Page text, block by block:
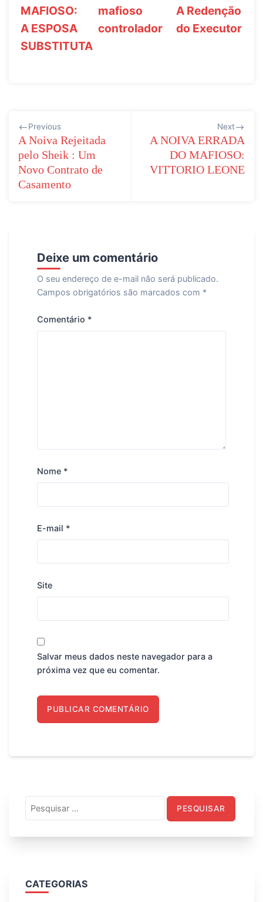
MAFIOSO:
A ESPOSA
SUBSTITUTA
mafioso
controlador
A Redenção
do Executor
Navegação
de
Post
Previous
A Noiva Rejeitada
pelo Sheik : Um
Novo Contrato de
Casamento
Next
A NOIVA ERRADA
DO MAFIOSO:
VITTORIO LEONE
Deixe um comentário
O seu endereço de e-mail não será publicado.
Campos obrigatórios são marcados com *
Comentário *
Nome *
E-mail *
Site
Salvar meus dados neste navegador para a
próxima vez que eu comentar.
por:
CATEGORIAS